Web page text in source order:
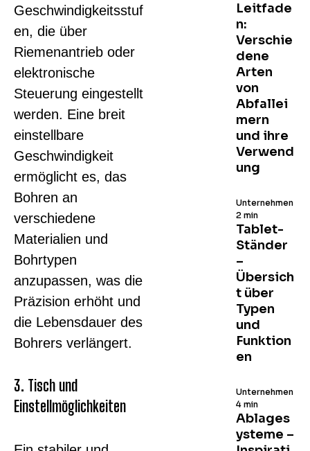
Geschwindigkeitsstuf
en, die über
Riemenantrieb oder
elektronische
Steuerung eingestellt
werden. Eine breit
einstellbare
Geschwindigkeit
ermöglicht es, das
Bohren an
verschiedene
Materialien und
Bohrtypen
anzupassen, was die
Präzision erhöht und
die Lebensdauer des
Bohrers verlängert.
3. Tisch und
Einstellmöglichkeiten
Leitfade
n:
Verschie
dene
Arten
von
Abfallei
mern
und ihre
Verwend
ung
Tablet-
Ständer
–
Übersich
t über
Typen
und
Funktion
en
Unternehmen
2 min
Ablages
ysteme –
Unternehmen
4 min